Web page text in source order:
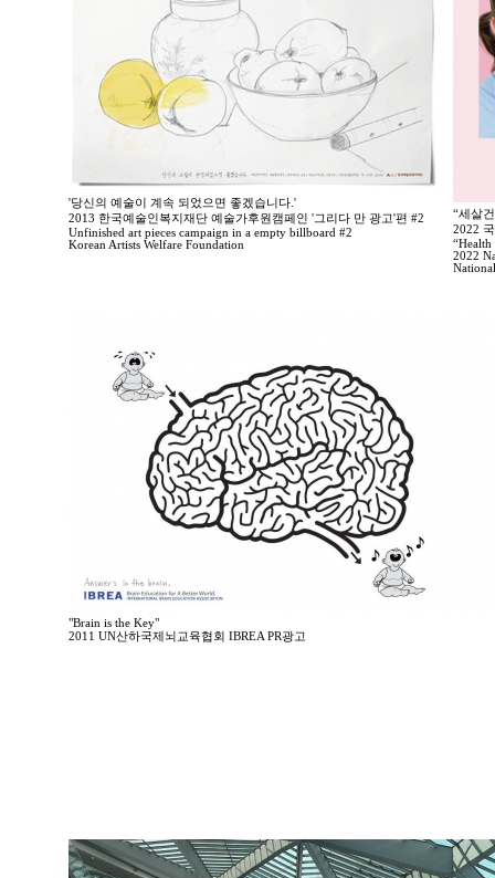
'당신의 예술이 계속 되었으면 좋겠습니다.'
2013 한국예술인복지재단 예술가후원캠페인 '그리다 만 광고'편 #2
Unfinished art pieces campaign in a empty billboard #2
Korean Artists Welfare Foundation
“세살
2022
2022
"Brain is the Key"
2011 UN산하국제뇌교육협회 IBREA PR광고